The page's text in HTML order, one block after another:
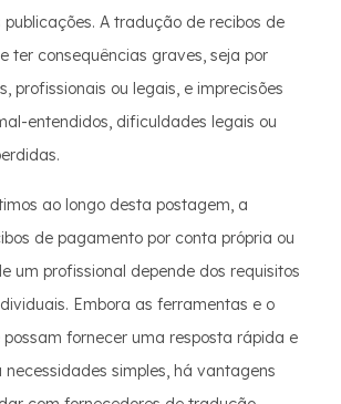
publicações. A tradução de recibos de
ter consequências graves, seja por
profissionais ou legais, e imprecisões
entendidos, dificuldades legais ou
ao longo desta postagem, a
de pagamento por conta própria ou
um profissional depende dos requisitos
Embora as ferramentas e o
fornecer uma resposta rápida e
simples, há vantagens